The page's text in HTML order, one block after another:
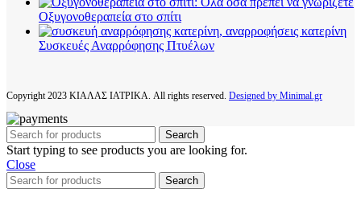
Οξυγονοθεραπεία στο σπίτι
Συσκευές Αναρρόφησης Πτυέλων
Copyright2023 ΚΙΑΛΑΣ ΙΑΤΡΙΚΑ. All rights reserved. Designed by Minimal.gr
Search
Start typing to see products you are looking for.
Close
Search